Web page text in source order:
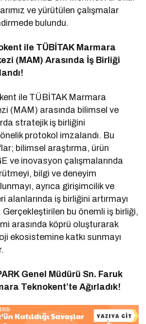
ve yürütülen çalışmalar
bulundu.
ile TÜBİTAK Marmara
(MAM) Arasında İş Birliği
ile TÜBİTAK Marmara
(MAM) arasında bilimsel ve
stratejik iş birliğini
protokol imzalandı. Bu
bilimsel araştırma, ürün
ve inovasyon çalışmalarında
bilgi ve deneyim
ayrıca girişimcilik ve
alanlarında iş birliğini artırmayı
bu önemli iş birliği,
arasında köprü oluşturarak
ekosistemine katkı sunmayı
Genel Müdürü Sn. Faruk
Teknokent’te Ağırladık!